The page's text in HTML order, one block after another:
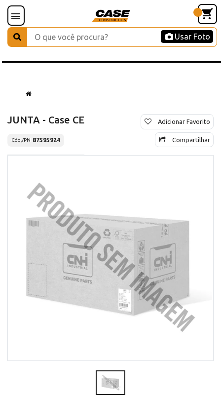
Usar Foto
JUNTA - Case CE
Cód./PN 87595924
Adicionar Favorito
Compartilhar